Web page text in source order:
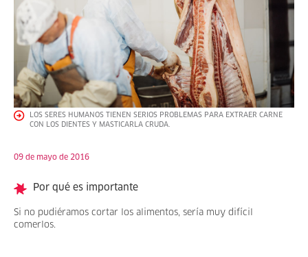
LOS SERES HUMANOS TIENEN SERIOS PROBLEMAS PARA EXTRAER CARNE
CON LOS DIENTES Y MASTICARLA CRUDA.
09 de mayo de 2016
Por qué es importante
Si no pudiéramos cortar los alimentos, sería muy difícil
comerlos.